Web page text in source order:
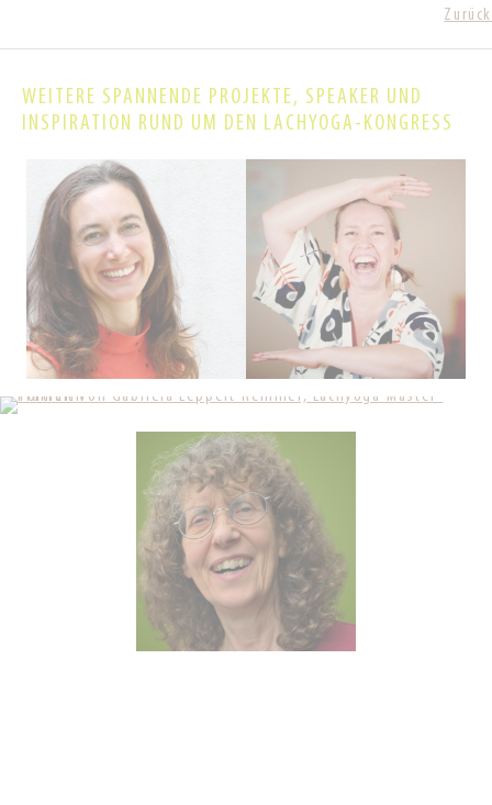
Zurück
WEITERE SPANNENDE PROJEKTE, SPEAKER UND
INSPIRATION RUND UM DEN LACHYOGA-KONGRESS